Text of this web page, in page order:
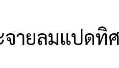
ายลมแปดทิศ